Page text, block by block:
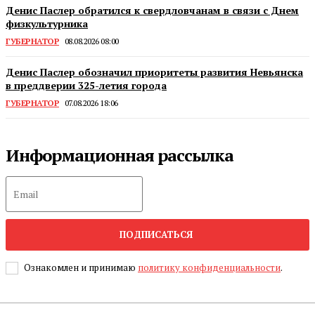
Денис Паслер обратился к свердловчанам в связи с Днем
физкультурника
ГУБЕРНАТОР 08.08.2026 08:00
Денис Паслер обозначил приоритеты развития Невьянска
в преддверии 325-летия города
ГУБЕРНАТОР 07.08.2026 18:06
Информационная рассылка
ПОДПИСАТЬСЯ
Ознакомлен и принимаю политику конфиденциальности.